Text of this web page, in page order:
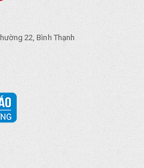
22, Bình Thạnh